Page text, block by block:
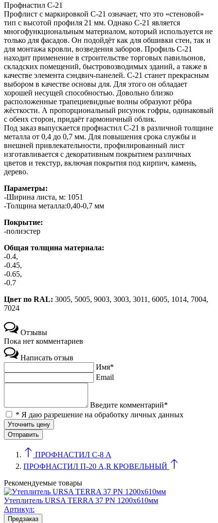
Профнастил С-21
Профлист с маркировкой С-21 означает, что это «стеновой»
тип с высотой профиля 21 мм. Однако С-21 является
многофункциональным материалом, который используется не
только для фасадов. Он подойдёт как для обшивки стен, так и
для монтажа кровли, возведения заборов. Профиль С-21
находит применение в строительстве торговых павильонов,
складских помещений, быстровозводимых зданий, а также в
качестве элемента сэндвич-панелей. С-21 станет прекрасным
выбором в качестве основы для. Для этого он обладает
хорошей несущей способностью. Довольно близко
расположенные трапециевидные волны образуют рёбра
жёсткости. А пропорциональный рисунок гофры, одинаковый
с обеих сторон, придаёт гармоничный облик.
Под заказ выпускается профнастил С-21 в различной толщине
металла от 0,4 до 0,7 мм. Для повышения срока службы и
внешней привлекательности, профилированный лист
изготавливается с декоративным покрытием различных
цветов и текстур, включая покрытия под кирпич, камень,
дерево.
Параметры:
-Ширина листа, м: 1051
-Толщина металла:0,40-0,7 мм
Покрытие:
-полиэстер
Общая толщина материала:
-0.4,
-0.45,
-0.65,
-0.7
Цвет по RAL: 3005, 5005, 9003, 3003, 3011, 6005, 1014, 7004,
7024
Отзывы
Пока нет комментариев
Написать отзыв
Имя*
Email
Введите комментарий*
* Я даю разрешение на обработку личных данных
Уточнить цену
ПРОФНАСТИЛ С-8 А
ПРОФНАСТИЛ П-20 A,R КРОВЕЛЬНЫЙ
Рекомендуемые товары
Утеплитель URSA TERRA 37 PN 1200x610мм
Артикул:
Предзаказ